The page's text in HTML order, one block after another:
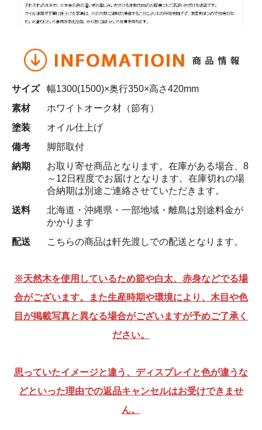
サイズ
幅1300(1500)×奥行350×高さ420mm
素材
ホワイトオーク材（節有）
塗装
オイル仕上げ
備考
脚部取付
納期
お取り寄せ商品となります。在庫がある場合、8
～12日程度でお届けとなります。在庫切れの場
合納期は別途ご連絡させていただきます。
送料
北海道・沖縄県・一部地域・離島は別途料金が
かかります
配送
こちらの商品は軒先渡しでの配送となります。
※天然木を使用しているため節や白太、赤身などでる場
合がございます。また生産時期や環境により、木目や色
目が掲載写真と異なる場合がございますが予めご了承く
ださい。
思っていたイメージと違う、ディスプレイと色が違うな
どといった理由での返品キャンセルはお受けできませ
ん。